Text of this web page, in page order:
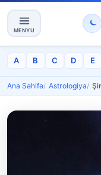
MENYU
A B C D E
Ana Səhifə Astrologiya